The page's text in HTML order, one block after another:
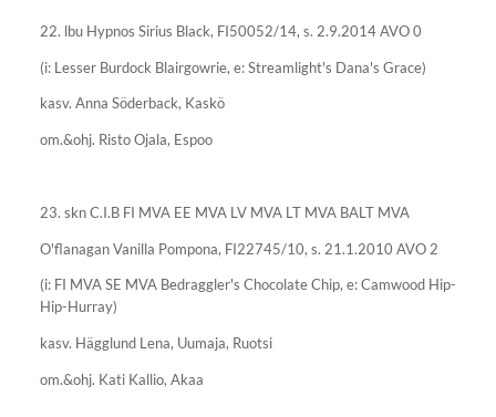
22. lbu Hypnos Sirius Black, FI50052/14, s. 2.9.2014 AVO 0
(i: Lesser Burdock Blairgowrie, e: Streamlight's Dana's Grace)
kasv. Anna Söderback, Kaskö
om.&ohj. Risto Ojala, Espoo
23. skn C.I.B FI MVA EE MVA LV MVA LT MVA BALT MVA
O'flanagan Vanilla Pompona, FI22745/10, s. 21.1.2010 AVO 2
(i: FI MVA SE MVA Bedraggler's Chocolate Chip, e: Camwood Hip-
Hip-Hurray)
kasv. Hägglund Lena, Uumaja, Ruotsi
om.&ohj. Kati Kallio, Akaa